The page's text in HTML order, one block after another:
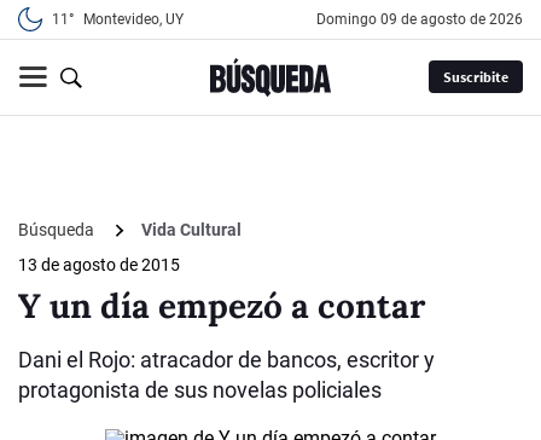
11° Montevideo, UY domingo 09 de agosto de 2026
Suscribite
Búsqueda
Vida Cultural
13 de agosto de 2015
Y un día empezó a contar
Dani el Rojo: atracador de bancos, escritor y
protagonista de sus novelas policiales